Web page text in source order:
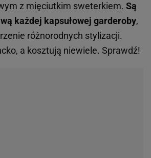
z mięciutkim sweterkiem. Są
każdej kapsułowej garderoby,
różnorodnych stylizacji.
a kosztują niewiele. Sprawdź!